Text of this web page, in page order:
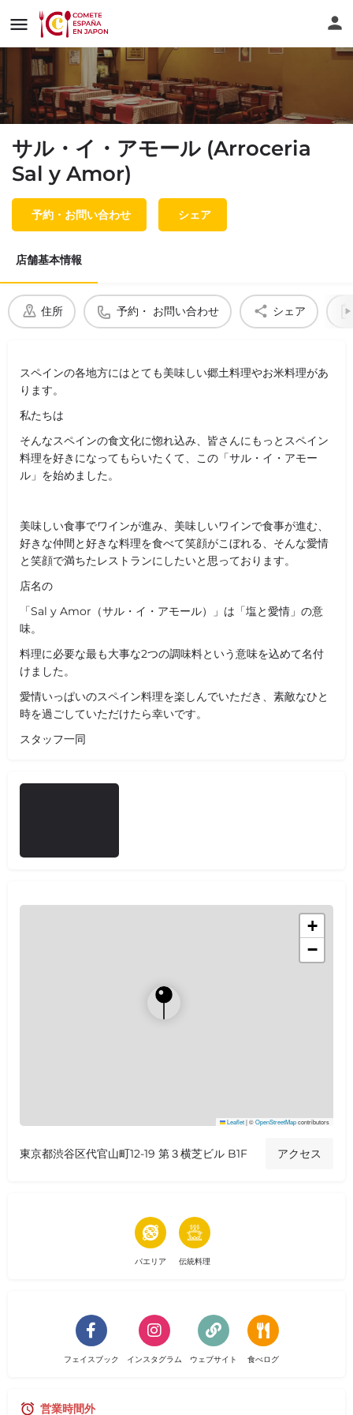
サル・イ・アモール (Arroceria
Sal y Amor)
予約・お問い合わせ シェア
店舗基本情報
住所 予約・ お問い合わせ シェア
スペインの各地方にはとても美味しい郷土料理やお米料理があ
ります。
私たちは
そんなスペインの食文化に惚れ込み、皆さんにもっとスペイン
料理を好きになってもらいたくて、この「サル・イ・アモー
ル」を始めました。
美味しい食事でワインが進み、美味しいワインで食事が進む、
好きな仲間と好きな料理を食べて笑顔がこぼれる、そんな愛情
と笑顔で満ちたレストランにしたいと思っております。
店名の
「Sal y Amor（サル・イ・アモール）」は「塩と愛情」の意
味。
料理に必要な最も大事な2つの調味料という意味を込めて名付
けました。
愛情いっぱいのスペイン料理を楽しんでいただき、素敵なひと
時を過ごしていただけたら幸いです。
スタッフ一同
+
−
Leaflet|©OpenStreetMapcontributors
東京都渋谷区代官山町12-19 第３横芝ビル B1F アクセス
パエリア 伝統料理
フェイスブック インスタグラム ウェブサイト 食べログ
営業時間外